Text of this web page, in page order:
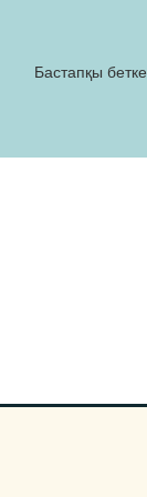
Бастапқы бетке